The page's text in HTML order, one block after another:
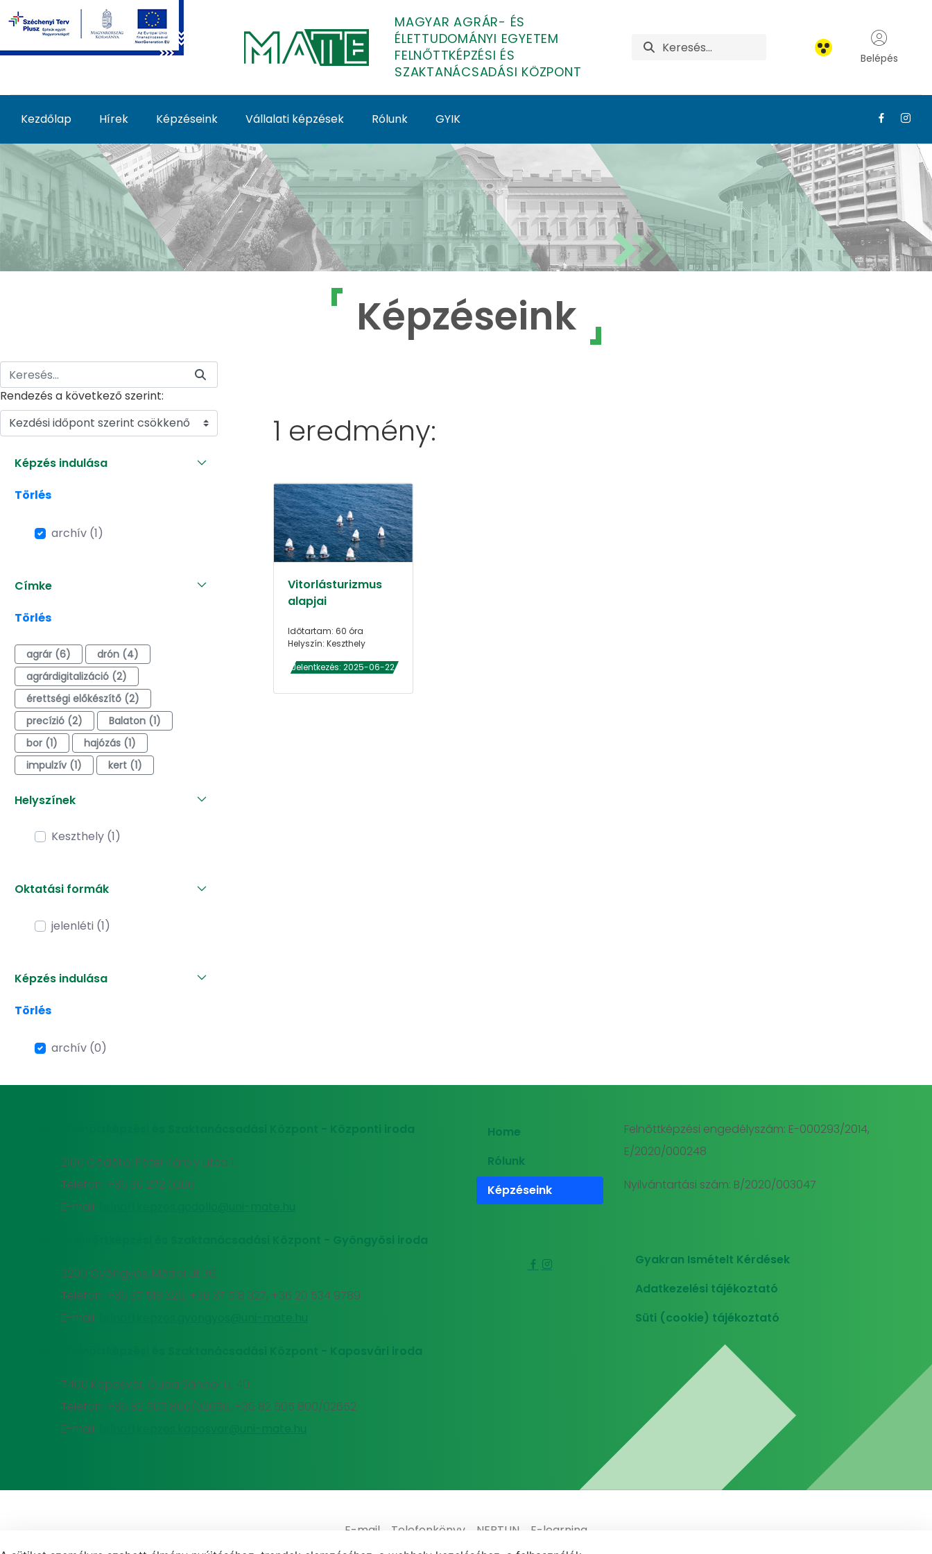
Ugrás a fő tartalomhoz
MAGYAR AGRÁR- ÉS
ÉLETTUDOMÁNYI EGYETEM
FELNŐTTKÉPZÉSI ÉS
SZAKTANÁCSADÁSI KÖZPONT
Belépés
Kezdőlap Hírek Képzéseink Vállalati képzések Rólunk GYIK
Képzéseink - MATE Felnőttképzés
Képzéseink
Rendezés a következő szerint:
Kezdési időpont szerint csökkenő
Képzés indulása
Törlés
archív (1)
Címke
Törlés
agrár (6)
drón (4)
agrárdigitalizáció (2)
érettségi előkészítő (2)
precízió (2)
Balaton (1)
bor (1)
hajózás (1)
impulzív (1)
kert (1)
Helyszínek
Keszthely (1)
Oktatási formák
jelenléti (1)
Képzés indulása
Törlés
archív (0)
1 eredmény:
Vitorlásturizmus
alapjai
Időtartam: 60 óra
Helyszín: Keszthely
Jelentkezés: 2025-06-22
2100 Gödöllő, Páter Károly utca 1.
Telefon: +36 30 272 0206
E-mail:
MATE Felnőttképzési és Szaktanácsadási Központ - Gyöngyösi iroda
3200 Gyöngyös, Mátrai út 36.
Telefon: +36 37 518 326, +36 37 518 327, +36 20 534 9789
E-mail:
7400 Kaposvár, Guba Sándor u. 40.
Telefon: +36 82 505 800/02656, +36 82 505 800/02652
E-mail:
Home
Rólunk
Képzéseink
Felnőttképzési engedélyszám: E-000293/2014,
E/2020/000248
Nyilvántartási szám: B/2020/003047
Gyakran Ismételt Kérdések
Adatkezelési tájékoztató
Süti (cookie) tájékoztató
E-mail Telefonkönyv NEPTUN E-learning